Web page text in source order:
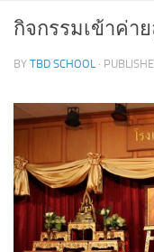
กิจกรรมเข้าค่า
BY TBD SCHOOL ·